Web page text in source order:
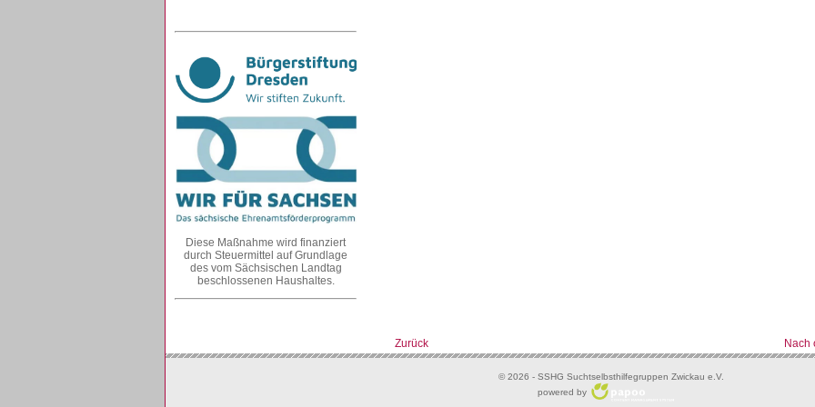
Diese Maßnahme wird finanziert
durch Steuermittel auf Grundlage
des vom Sächsischen Landtag
beschlossenen Haushaltes.
Zurück Nach
© 2026 - SSHG Suchtselbsthilfegruppen Zwickau e.V.
powered by